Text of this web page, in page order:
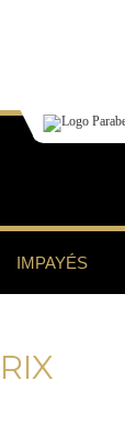
IMPAYÉS